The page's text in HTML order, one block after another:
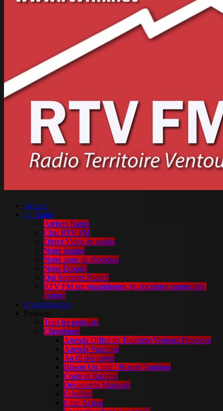
Accueil
La Radio
Ateliers Radio
Chat RTV FM
Direct Video du studio
Notre équipe
Notre zone de réception
Nous Écouter
Qui Sommes Nous ?
RTV FM sur smartphones, tv, enceintes connectées,
voiture
Programmation
Podcasts
Tous les podcasts
Chroniques
Agenda Office de Tourisme Ventoux Provence
Agenda Vaucluse
Au fil des pages
Blason Un Jour / Blason Toujours
Conte et Raconte
Découverte Musicale
Echolibri
Educ Action